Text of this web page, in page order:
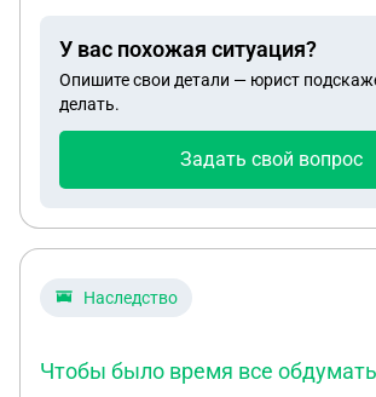
дочь-16% Сын16%. Умирает папа, на момент
жизни в квартире прописан и
который продолжает оплачивать
В наследство никто не вступил в течении 6 мес.
в наследство имея свою долю 16% , ему
дочь не проявляла интерес к
У вас похожая ситуация?
Опишите свои детали — юрист
делать.
Задать свой вопрос
Наследство
Чтобы было время все